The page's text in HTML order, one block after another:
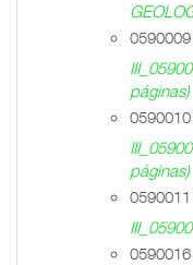
páginas)
páginas)